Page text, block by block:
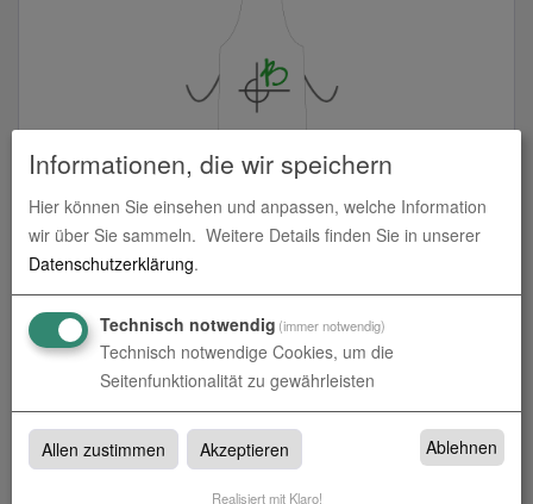
Schürzen
zum Artikel
Schürzen
Schürzen bei Werbetechnik Borgmeier in Münster, Rheine und
Altenberge
Informationen, die wir speichern
Hier können Sie einsehen und anpassen, welche Information
wir über Sie sammeln. Weitere Details finden Sie in unserer
Datenschutzerklärung.
Technisch notwendig (immer notwendig)
Technisch notwendige Cookies, um die
Seitenfunktionalität zu gewährleisten
Allen zustimmen Akzeptieren Ablehnen
Realisiert mit Klaro!